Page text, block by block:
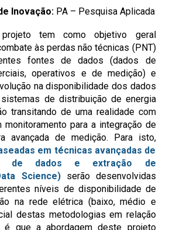
Inovação: PA – Pesquisa Aplicada
tem como objetivo geral
às perdas não técnicas (PNT)
fontes de dados (dados de
operativos e de medição) e
na disponibilidade dos dados
de distribuição de energia
transitando de uma realidade com
monitoramento para a integração de
avançada de medição. Para isto,
em técnicas avançadas de
de dados e extração de
Science)serão desenvolvidas
níveis de disponibilidade de
na rede elétrica (baixo, médio e
destas metodologias em relação
que a abordagem deste projeto